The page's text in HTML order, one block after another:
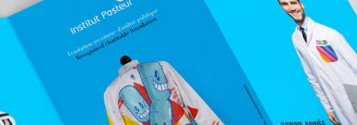
Institut Pasteur